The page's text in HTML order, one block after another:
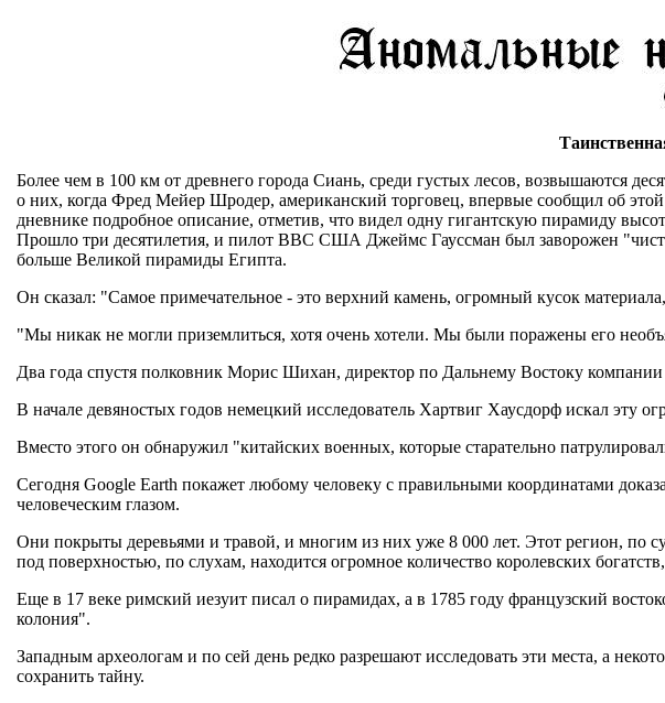
Более чем в 100 км от древнего города Сиань, среди густых лесов, возвышаются
о них, когда Фред Мейер Шродер, американский торговец, впервые сообщил об
дневнике подробное описание, отметив, что видел одну гигантскую пирамиду
Прошло три десятилетия, и пилот ВВС США Джеймс Гауссман был заворожен
больше Великой пирамиды Египта.
Он сказал: "Самое примечательное - это верхний камень, огромный кусок
"Мы никак не могли приземлиться, хотя очень хотели. Мы были поражены его
Два года спустя полковник Морис Шихан, директор по Дальнему Востоку
В начале девяностых годов немецкий исследователь Хартвиг Хаусдорф искал эту
Вместо этого он обнаружил "китайских военных, которые старательно
Сегодня Google Earth покажет любому человеку с правильными координатами
человеческим глазом.
Они покрыты деревьями и травой, и многим из них уже 8 000 лет. Этот регион, по
под поверхностью, по слухам, находится огромное количество королевских
Еще в 17 веке римский иезуит писал о пирамидах, а в 1785 году французский
колония".
Западным археологам и по сей день редко разрешают исследовать эти места, а
сохранить тайну.